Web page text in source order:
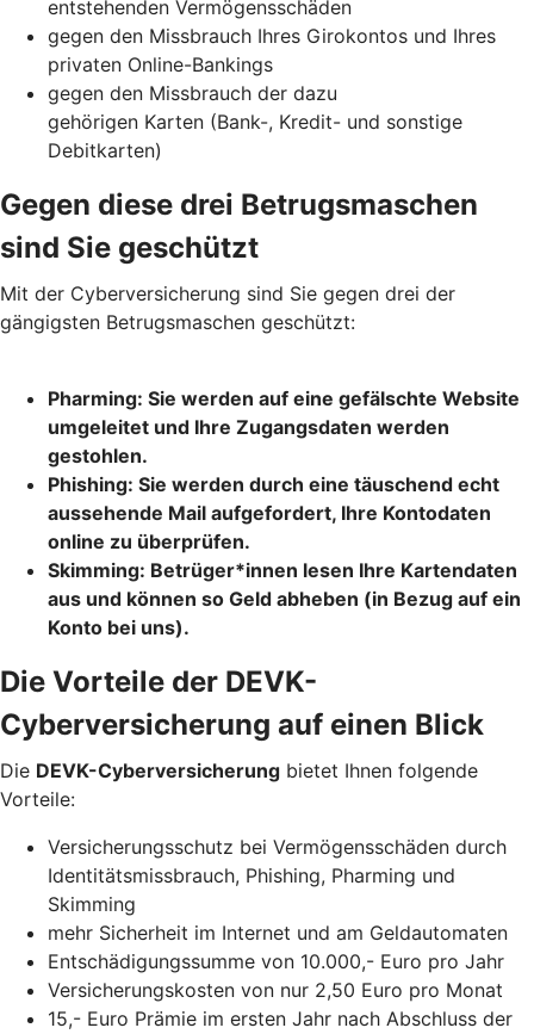
entstehenden Vermögensschäden
gegen den Missbrauch Ihres Girokontos und Ihres
privaten Online-Bankings
gegen den Missbrauch der dazu
gehörigen Karten (Bank-, Kredit- und sonstige
Debitkarten)
Gegen diese drei Betrugsmaschen
sind Sie geschützt
Mit der Cyberversicherung sind Sie gegen drei der
gängigsten Betrugsmaschen geschützt:
Pharming: Sie werden auf eine gefälschte Website
umgeleitet und Ihre Zugangsdaten werden
gestohlen.
Phishing: Sie werden durch eine täuschend echt
aussehende Mail aufgefordert, Ihre Kontodaten
online zu überprüfen.
Skimming: Betrüger*innen lesen Ihre Kartendaten
aus und können so Geld abheben (in Bezug auf ein
Konto bei uns).
Die Vorteile der DEVK-
Cyberversicherung auf einen Blick
Die DEVK-Cyberversicherung bietet Ihnen folgende
Vorteile:
Versicherungsschutz bei Vermögensschäden durch
Identitätsmissbrauch, Phishing, Pharming und
Skimming
mehr Sicherheit im Internet und am Geldautomaten
Entschädigungssumme von 10.000,- Euro pro Jahr
Versicherungskosten von nur 2,50 Euro pro Monat
15,- Euro Prämie im ersten Jahr nach Abschluss der